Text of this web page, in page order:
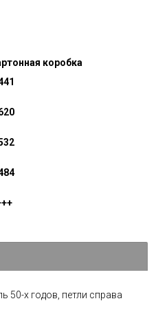
коробка
50-х годов, петли справа